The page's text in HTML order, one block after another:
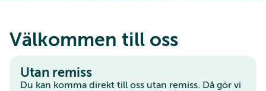
Välkommen till oss
Utan remiss
Du kan komma direkt till oss utan remiss. Då gör vi